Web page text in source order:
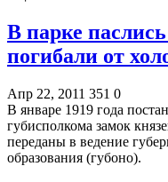
В парке
погибали от
Апр 22, 2011 351 0
В январе 1919 года
губисполкома замок
переданы в ведение
образования (губоно).